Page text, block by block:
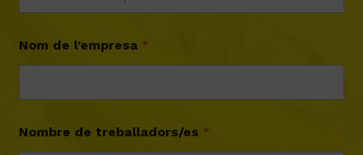
Nom de l'empresa *
Nombre de treballadors/es *